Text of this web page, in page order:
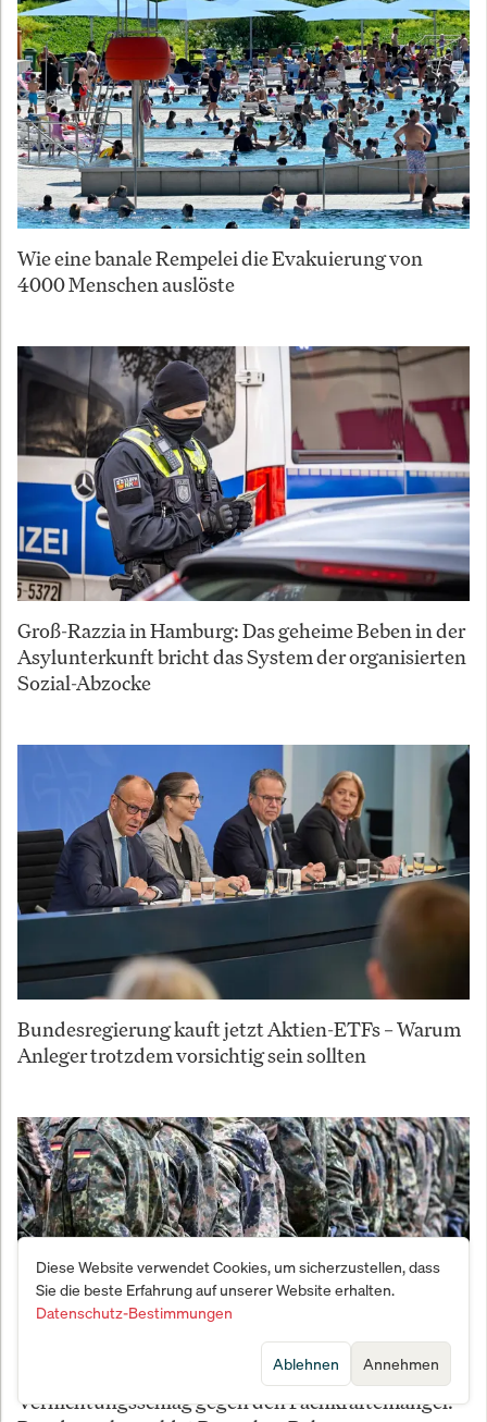
Wie eine banale Rempelei die Evakuierung von
4000 Menschen auslöste
Groß-Razzia in Hamburg: Das geheime Beben in der
Asylunterkunft bricht das System der organisierten
Sozial-Abzocke
Bundesregierung kauft jetzt Aktien-ETFs – Warum
Anleger trotzdem vorsichtig sein sollten
Vernichtungsschlag gegen den Fachkräftemangel:
Diese Website verwendet Cookies, um sicherzustellen, dass
Sie die beste Erfahrung auf unserer Website erhalten.
Datenschutz-Bestimmungen
Annehmen
Ablehnen